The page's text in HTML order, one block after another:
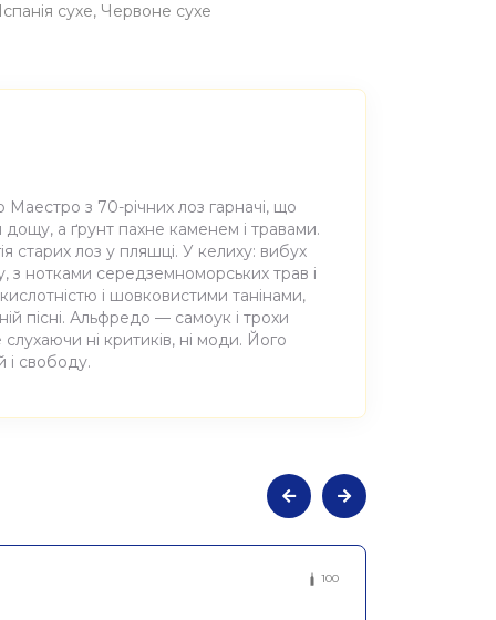
сухе Червоне сухе
з 70-річних лоз гарначі, що
дощу, а ґрунт пахне каменем і травами.
старих лоз у пляшці. У келиху: вибух
з нотками середземноморських трав і
і шовковистими танінами,
пісні. Альфредо — самоук і трохи
ні критиків, ні моди. Його
і свободу.
100